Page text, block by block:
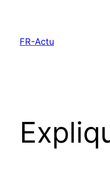
contenu
FR-Actu